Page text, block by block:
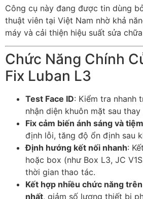
Công cụ này đang được tin dùng
thuật viên tại Việt Nam nhờ khả
máy và cải thiện hiệu suất sửa
Chức Năng Chính
Fix Luban L3
Test Face ID: Kiểm tra nhanh
nhận diện khuôn mặt sau
Fix cảm biến ánh sáng và
định lỗi, tăng độ ổn định sau
Định hướng kết nối nhanh:
hoặc box (như Box L3, JC
thời gian thao tác.
Kết hợp nhiều chức năng
nhất, giảm số lượng thiết bị